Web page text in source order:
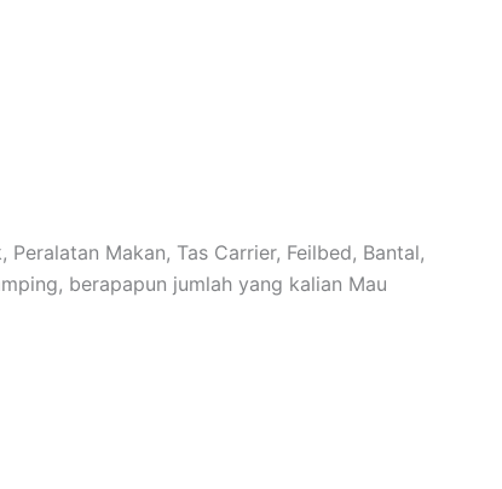
Makan, Tas Carrier, Feilbed, Bantal,
berapapun jumlah yang kalian Mau